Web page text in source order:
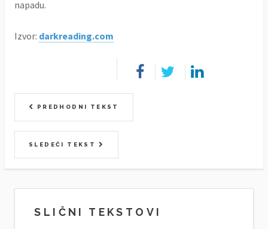
napadu.
Izvor: darkreading.com
PREDHODNI TEKST
SLEDEĆI TEKST
SLIČNI TEKSTOVI